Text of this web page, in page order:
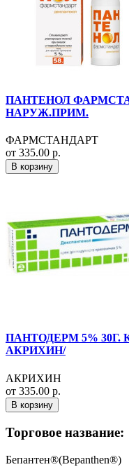
ПАНТЕНОЛ
НАРУЖ.ПРИМ.
ФАРМСТАНДАРТ
от 335.00 р.
В корзину
ПАНТОДЕРМ 5%
АКРИХИН/
АКРИХИН
от 335.00 р.
В корзину
Торговое название:
Бепантен®(Bepanthen®)